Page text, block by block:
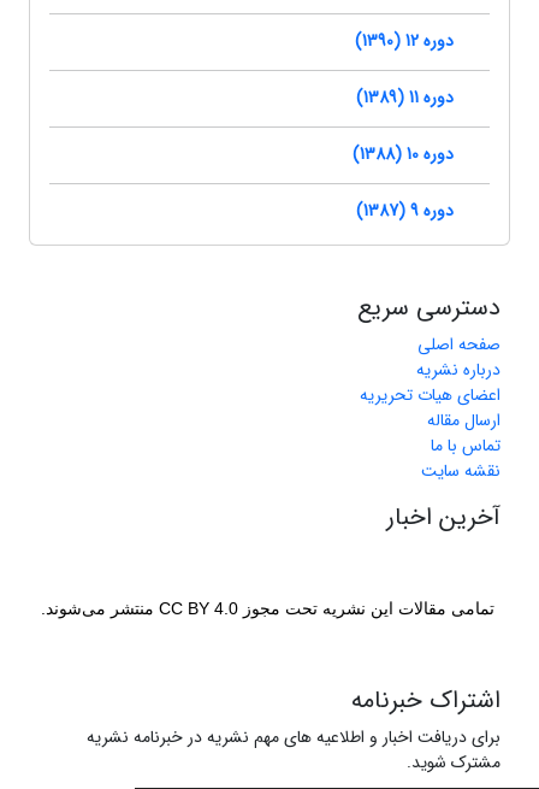
دوره 12 (1390)
دوره 11 (1389)
دوره 10 (1388)
دوره 9 (1387)
دسترسی سریع
صفحه اصلی
درباره نشریه
اعضای هیات تحریریه
ارسال مقاله
تماس با ما
نقشه سایت
آخرین اخبار
تمامی مقالات این نشریه تحت مجوز CC BY 4.0 منتشر می‌شوند.
اشتراک خبرنامه
برای دریافت اخبار و اطلاعیه های مهم نشریه در خبرنامه نشریه
مشترک شوید.